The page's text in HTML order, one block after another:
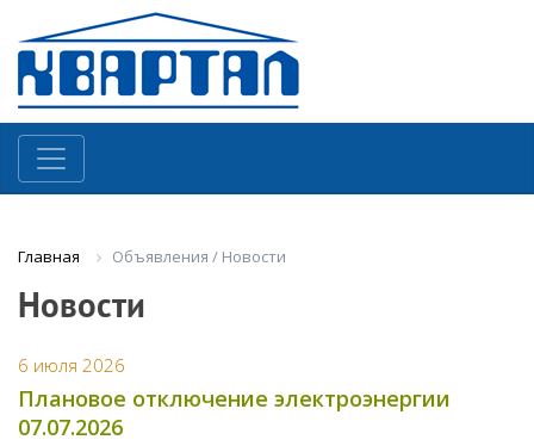
Главная Объявления / Новости
Новости
6 июля 2026
Плановое отключение электроэнергии
07.07.2026